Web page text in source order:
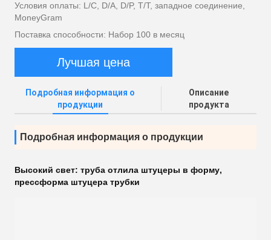
Условия оплаты: L/C, D/A, D/P, T/T, западное соединение,
MoneyGram
Поставка способности: Набор 100 в месяц
Лучшая цена
Подробная информация о
продукции
Описание
продукта
Подробная информация о продукции
Высокий свет: труба отлила штуцеры в форму,
прессформа штуцера трубки